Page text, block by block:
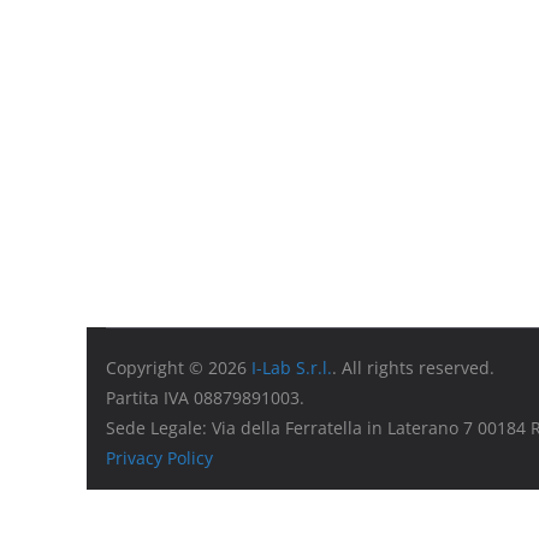
Copyright © 2026 I-Lab S.r.l.. All rights reserved.
Partita IVA 08879891003.
Sede Legale: Via della Ferratella in Laterano 7 00184
Privacy Policy